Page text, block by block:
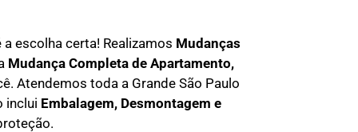
a escolha certa! Realizamos Mudanças
Mudança Completa de Apartamento,
Atendemos toda a Grande São Paulo
inclui Embalagem, Desmontagem e